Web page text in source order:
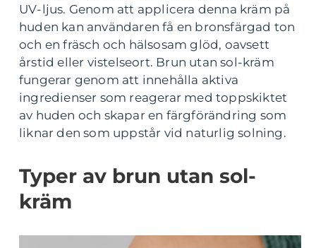
UV-ljus. Genom att applicera denna kräm på
huden kan användaren få en bronsfärgad ton
och en fräsch och hälsosam glöd, oavsett
årstid eller vistelseort. Brun utan sol-kräm
fungerar genom att innehålla aktiva
ingredienser som reagerar med toppskiktet
av huden och skapar en färgförändring som
liknar den som uppstår vid naturlig solning.
Typer av brun utan sol-
kräm